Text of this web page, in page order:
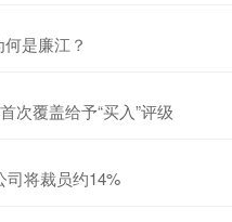
是廉江？
次覆盖给予“买入”评级
司将裁员约14%